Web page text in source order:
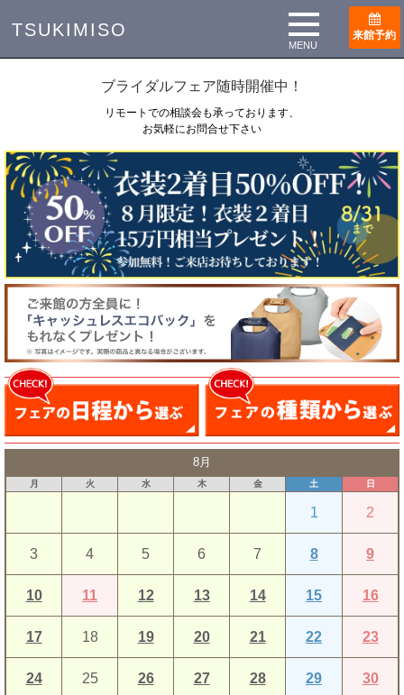
TSUKIMISO
MENU
来館予約
ブライダルフェア随時開催中！
リモートでの相談会も承っております、
お気軽にお問合せ下さい
8 月
月 火 水 木 金 土 日
1 2
3 4 5 6 7 8 9
10 11 12 13 14 15 16
17 18 19 20 21 22 23
24 25 26 27 28 29 30